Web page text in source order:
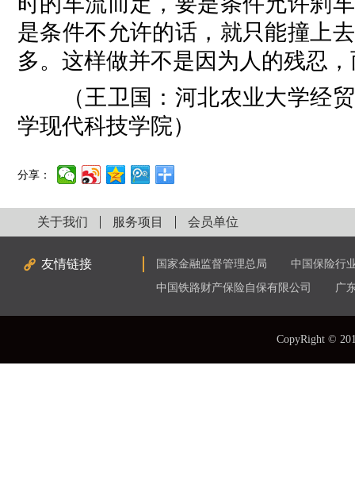
是条件不允许的话，就只能撞上
多。这样做并不是因为人的残忍
（王卫国：河北农业大学经贸
学现代科技学院）
分享：
关于我们 服务项目 会员单位
友情链接 国家金融监督管理总局
中国保险行
中国铁路财产保险自保有限公司
广
CopyRight ©